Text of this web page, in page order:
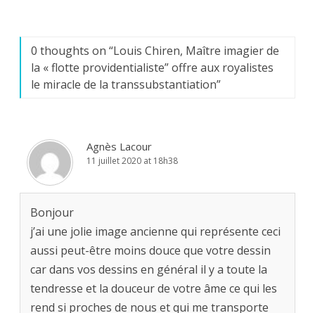
0 thoughts on “Louis Chiren, Maître imagier de
la « flotte providentialiste” offre aux royalistes
le miracle de la transsubstantiation”
Agnès Lacour
11 juillet 2020 at 18h38
Bonjour
j’ai une jolie image ancienne qui représente ceci
aussi peut-être moins douce que votre dessin
car dans vos dessins en général il y a toute la
tendresse et la douceur de votre âme ce qui les
rend si proches de nous et qui me transporte